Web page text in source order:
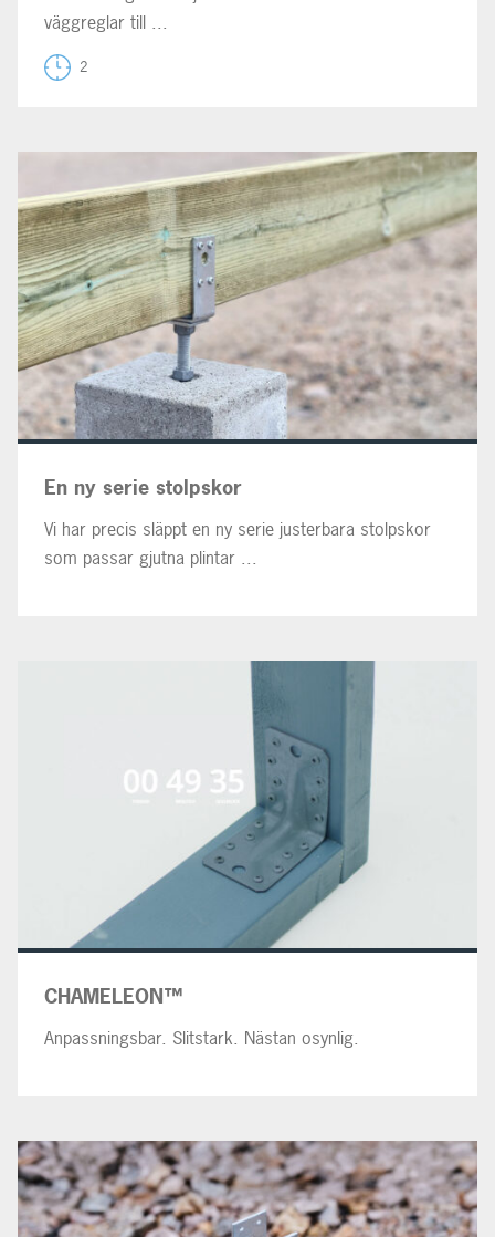
väggreglar till ...
2
En ny serie stolpskor
Vi har precis släppt en ny serie justerbara stolpskor
som passar gjutna plintar ...
CHAMELEON™
Anpassningsbar. Slitstark. Nästan osynlig.